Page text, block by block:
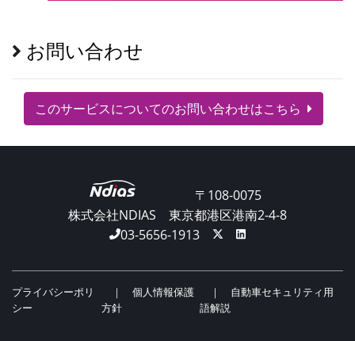
お問い合わせ
このサービスについてのお問い合わせはこちら
株式会社NDIAS
〒108-0075
東京都港区港南2-4-8
03-5656-1913
プライバシーポリ
シー
個人情報保護
方針
自動車セキュリティ用
語解説